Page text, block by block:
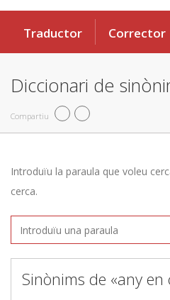
Traductor Corrector
Diccionari de
Compartiu
Introduïu la paraula que voleu
cerca.
Sinònims de «any en